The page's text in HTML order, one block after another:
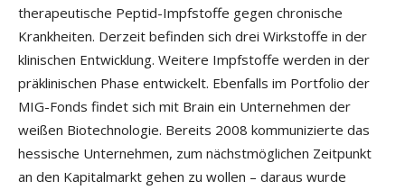
therapeutische Peptid-Impfstoffe gegen chronische
Krankheiten. Derzeit befinden sich drei Wirkstoffe in der
klinischen Entwicklung. Weitere Impfstoffe werden in der
präklinischen Phase entwickelt. Ebenfalls im Portfolio der
MIG-Fonds findet sich mit Brain ein Unternehmen der
weißen Biotechnologie. Bereits 2008 kommunizierte das
hessische Unternehmen, zum nächstmöglichen Zeitpunkt
an den Kapitalmarkt gehen zu wollen – daraus wurde